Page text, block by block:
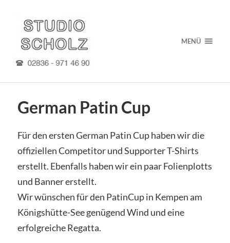
MENÜ
German Patin Cup
Für den ersten German Patin Cup haben wir die
offiziellen Competitor und Supporter T-Shirts
erstellt. Ebenfalls haben wir ein paar Folienplotts
und Banner erstellt.
Wir wünschen für den PatinCup in Kempen am
Königshütte-See genügend Wind und eine
erfolgreiche Regatta.